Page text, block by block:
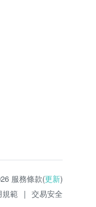
服務條款(更新)
規範 | 交易安全